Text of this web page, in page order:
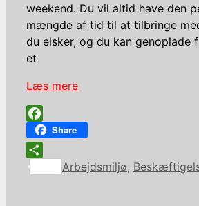
weekend. Du vil altid have den
mængde af tid til at tilbringe
du elsker, og du kan genoplade
et
Læs mere
Facebook
Share
Share
Kategorier
Arbejdsmiljø,